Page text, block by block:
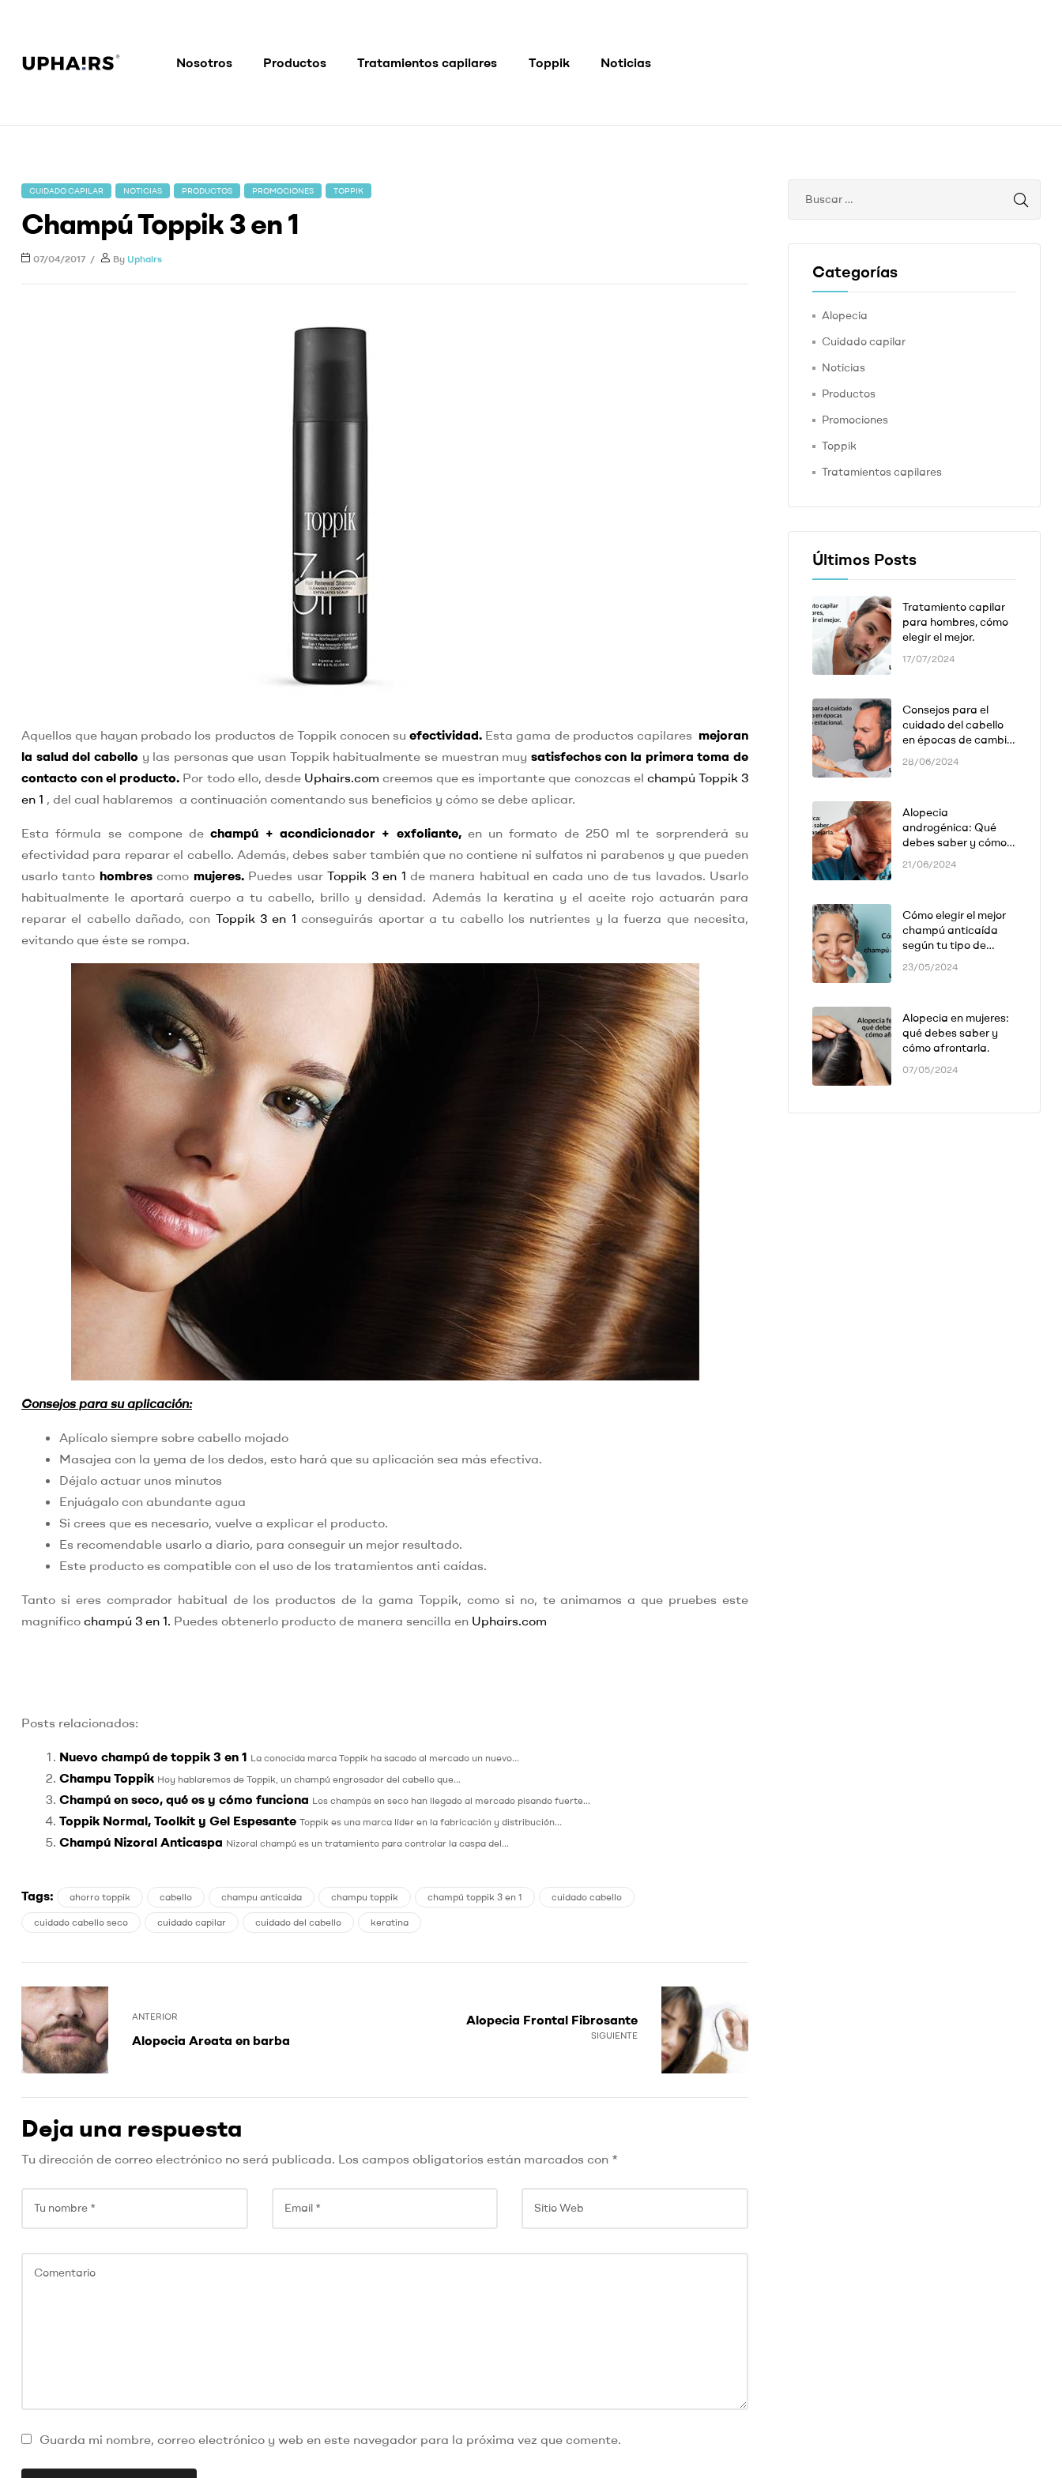
Todo
y
del
Nosotros Productos Tratamientos capilares Toppik Noticias
CUIDADO CAPILAR NOTICIAS PRODUCTOS PROMOCIONES TOPPIK
Champú Toppik 3 en 1
07/04/2017 By Uphairs
Aquellos que hayan probado los productos de Toppik conocen suefectividad. Esta gama de productos capilares mejoran
la salud del cabello y las personas que usan Toppik habitualmente se muestran muy satisfechos con la primera toma de
contacto con el producto. Por todo ello, desde Uphairs.com creemos que es importante que conozcas el champú Toppik 3
en 1 , del cual hablaremos a continuación comentando sus beneficios y cómo se debe aplicar.
Esta fórmula se compone dechampú + acondicionador + exfoliante, en un formato de 250 ml te sorprenderá su
efectividad para reparar el cabello. Además, debes saber también que no contiene ni sulfatos ni parabenos y que pueden
usarlo tanto hombrescomo mujeres.Puedes usarToppik 3 en 1 de manera habitual en cada uno de tus lavados. Usarlo
habitualmente le aportará cuerpo a tu cabello, brillo y densidad. Además la keratina y el aceite rojo actuarán para
reparar el cabello dañado, con Toppik 3 en 1 conseguirás aportar a tu cabello los nutrientes y la fuerza que necesita,
evitando que éste se rompa.
Consejos para su aplicación:
Aplícalo siempre sobre cabello mojado
Masajea con la yema de los dedos, esto hará que su aplicación sea más efectiva.
Déjalo actuar unos minutos
Enjuágalo con abundante agua
Si crees que es necesario, vuelve a explicar el producto.
Es recomendable usarlo a diario, para conseguir un mejor resultado.
Este producto es compatible con el uso de los tratamientos anti caídas.
Tanto si eres comprador habitual de los productos de la gama Toppik, como si no, te animamos a que pruebes este
magnífico champú 3 en 1. Puedes obtenerlo producto de manera sencilla en Uphairs.com
Posts relacionados:
Nuevo champú de toppik 3 en 1 La conocida marca Toppik ha sacado al mercado un nuevo...
Champu Toppik Hoy hablaremos de Toppik, un champú engrosador del cabello que...
Champú en seco, qué es y cómo funciona Los champús en seco han llegado al mercado pisando fuerte...
Toppik Normal, Toolkit y Gel Espesante Toppik es una marca líder en la fabricación y distribución...
Champú Nizoral Anticaspa Nizoral champú es un tratamiento para controlar la caspa del...
Tags: ahorro toppik cabello champu anticaida champu toppik champú toppik 3 en 1 cuidado cabello
cuidado cabello seco cuidado capilar cuidado del cabello keratina
ANTERIOR
Alopecia Areata en barba SIGUIENTE
Alopecia Frontal Fibrosante
Deja una respuesta
Tu dirección de correo electrónico no será publicada. Los campos obligatorios están marcados con *
Guarda mi nombre, correo electrónico y web en este navegador para la próxima vez que comente.
Categorías
Alopecia
Cuidado capilar
Noticias
Productos
Promociones
Toppik
Tratamientos capilares
Últimos Posts
Tratamiento capilar
para hombres, cómo
elegir el mejor.
17/07/2024
Consejos para el
cuidado del cabello
en épocas de cambio
estacional
28/06/2024
Alopecia
androgénica: Qué
debes saber y cómo
manejarla
21/06/2024
Cómo elegir el mejor
champú anticaída
según tu tipo de
cabello.
23/05/2024
Alopecia en mujeres:
qué debes saber y
cómo afrontarla.
07/05/2024